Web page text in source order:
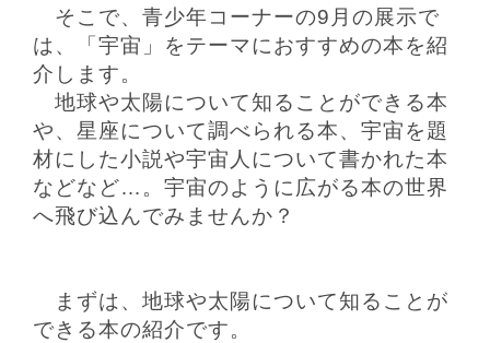
そこで、青少年コーナーの9月の展示で
は、
「宇宙 」をテーマにおすすめの本を紹
介します。
地球や太陽について知ることができる本
や、星座について調べられる本、宇宙を題
材にした小説や宇宙人について書かれた本
などなど…。宇宙のように広がる本の世界
へ飛び込んでみませんか？
まずは、地球や太陽について知ることが
できる本の紹介です。